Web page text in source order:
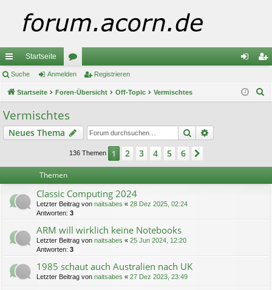
ch
ne
llz
ug
Startseite
or
en m ist
Suche Anmelden Registrieren
Startseite Foren-Übersicht Off-Topic Vermischtes
Vermischtes
Neues Thema Suche
136 Themen 1 2 3 4 5 6
Themen
Classic Computing 2024
Letzter Beitrag von naitsabes « 28 Dez 2025, 02:24
Antworten: 3
ARM will wirklich keine Notebooks
Letzter Beitrag von naitsabes « 25 Jun 2024, 12:20
Antworten: 3
1985 schaut auch Australien nach UK
Letzter Beitrag von naitsabes « 27 Dez 2023, 23:49